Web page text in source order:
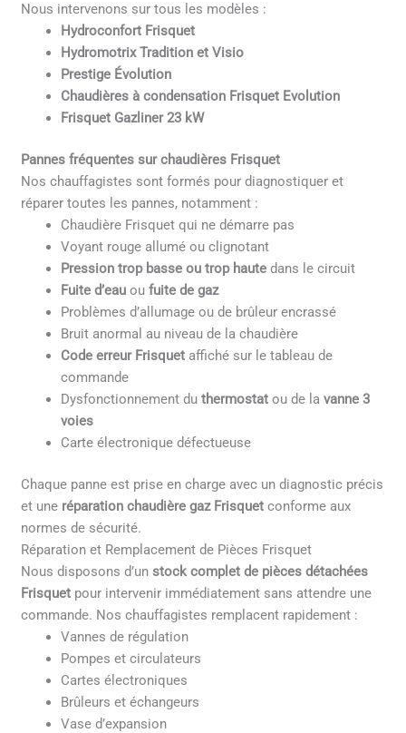
Nous intervenons sur tous les modèles :
Hydroconfort Frisquet
Hydromotrix Tradition et Visio
Prestige Évolution
Chaudières à condensation Frisquet Evolution
Frisquet Gazliner 23 kW
Pannes fréquentes sur chaudières Frisquet
Nos chauffagistes sont formés pour diagnostiquer et
réparer toutes les pannes, notamment :
Chaudière Frisquet qui ne démarre pas
Voyant rouge allumé ou clignotant
Pression trop basse ou trop haute dans le circuit
Fuite d’eau oufuite de gaz
Problèmes d’allumage ou de brûleur encrassé
Bruit anormal au niveau de la chaudière
Code erreur Frisquet affiché sur le tableau de
commande
Dysfonctionnement duthermostat ou de lavanne 3
voies
Carte électronique défectueuse
Chaque panne est prise en charge avec un diagnostic précis
et une réparation chaudière gaz Frisquet conforme aux
normes de sécurité.
Réparation et Remplacement de Pièces Frisquet
Nous disposons d’unstock complet de pièces détachées
Frisquet pour intervenir immédiatement sans attendre une
commande. Nos chauffagistes remplacent rapidement :
Vannes de régulation
Pompes et circulateurs
Cartes électroniques
Brûleurs et échangeurs
Vase d’expansion